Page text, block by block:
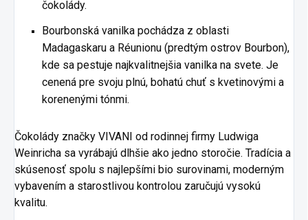
čokolády.
Bourbonská vanilka pochádza z oblasti
Madagaskaru a Réunionu (predtým ostrov Bourbon),
kde sa pestuje najkvalitnejšia vanilka na svete. Je
cenená pre svoju plnú, bohatú chuť s kvetinovými a
korenenými tónmi.
Čokolády značky VIVANI od rodinnej firmy Ludwiga
Weinricha sa vyrábajú dlhšie ako jedno storočie. Tradícia a
skúsenosť spolu s najlepšími bio surovinami, moderným
vybavením a starostlivou kontrolou zaručujú vysokú
kvalitu.